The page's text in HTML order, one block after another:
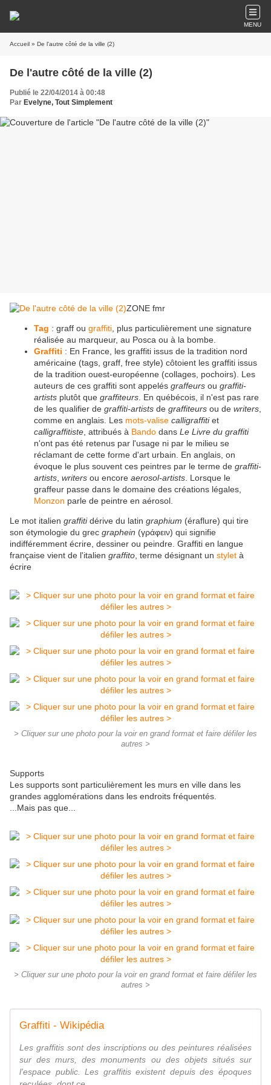
MENU
Accueil » De l'autre côté de la ville (2)
De l'autre côté de la ville (2)
Publié le 22/04/2014 à 00:48
Par Evelyne, Tout Simplement
ZONE fmr
Tag : graff ou graffiti , plus particulièrement une signature
réalisée au marqueur, au Posca ou à la bombe.
Graffiti : En France, les graffiti issus de la tradition nord
américaine (tags, graff, free style) côtoient les graffiti issus
de la tradition ouest-européenne (collages, pochoirs). Les
auteurs de ces graffiti sont appelés graffeurs ou graffiti-
artists plutôt que graffiteurs . En québécois, il n'est pas rare
de les qualifier de graffiti-artists de graffiteurs ou de writers
comme en anglais. Les mots-valise calligraffitiet
calligraffitiste , attribués à Bando dans Le Livre du graffiti
n'ont pas été retenus par l'usage ni par le milieu se
réclamant de cette forme d'art urbain. En anglais, on
évoque le plus souvent ces peintres par le terme de graffiti-
artists writers ou encore aerosol-artists . Lorsque le
graffeur passe dans le domaine des créations légales,
Monzon parle de peintre en aérosol.
Le mot italien graffitidérive du latin graphium (éraflure) qui tire
son étymologie du grec graphein (γράφειν) qui signifie
indifféremment écrire, dessiner ou peindre. Graffiti en langue
française vient de l'italien graffito , terme désignant un stylet à
écrire
> Cliquer sur une photo pour la voir en grand format et faire défiler les
autres >
Supports
Les supports sont particulièrement les murs en ville dans les
grandes agglomérations dans les endroits fréquentés.
...Mais pas que...
> Cliquer sur une photo pour la voir en grand format et faire défiler les
autres >
Graffiti - Wikipédia
Les graffitis sont des inscriptions ou des peintures réalisées
sur des murs, des monuments ou des objets situés sur
l'espace public. Les graffitis existent depuis des époques